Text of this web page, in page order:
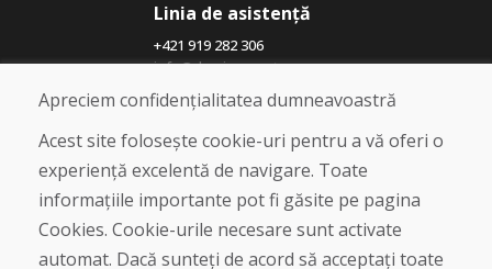
Linia de asistență
+421 919 282 306
info@domivosport.ro
Blog
Despre noi
Magazin
Contact
Apreciem confidențialitatea dumneavoastră
Acest site folosește cookie-uri pentru a vă oferi o
experiență excelentă de navigare. Toate
informațiile importante pot fi găsite pe pagina
Cookies. Cookie-urile necesare sunt activate
automat. Dacă sunteți de acord să acceptați toate